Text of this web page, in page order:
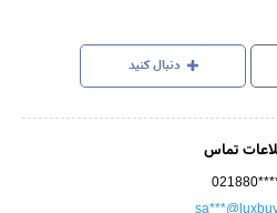
دنبال کنید
تماس